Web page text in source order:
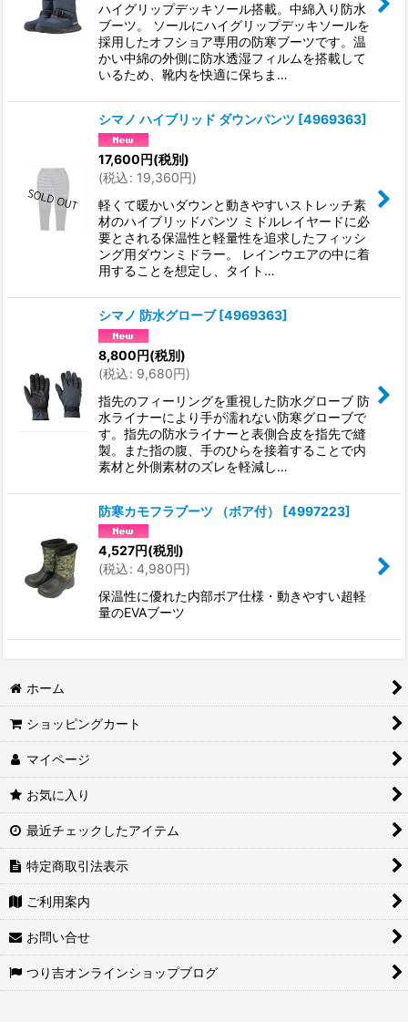
ハイグリップデッキソール搭載。中綿入り防水
ブーツ。 ソールにハイグリップデッキソールを
採用したオフショア専用の防寒ブーツです。温
かい中綿の外側に防水透湿フィルムを搭載して
いるため、靴内を快適に保ちま…
シマノ ハイブリッド ダウンパンツ [4969363]
17,600円(税別)
(税込: 19,360円)
軽くて暖かいダウンと動きやすいストレッチ素
材のハイブリッドパンツ ミドルレイヤードに必
要とされる保温性と軽量性を追求したフィッシ
ング用ダウンミドラー。 レインウエアの中に着
用することを想定し、タイト…
シマノ 防水グローブ [4969363]
8,800円(税別)
(税込: 9,680円)
指先のフィーリングを重視した防水グローブ 防
水ライナーにより手が濡れない防寒グローブで
す。指先の防水ライナーと表側合皮を指先で縫
製。また指の腹、手のひらを接着することで内
素材と外側素材のズレを軽減し…
防寒カモフラブーツ （ボア付） [4997223]
4,527円(税別)
(税込: 4,980円)
保温性に優れた内部ボア仕様・動きやすい超軽
量のEVAブーツ
ホーム
ショッピングカート
マイページ
お気に入り
最近チェックしたアイテム
特定商取引法表示
ご利用案内
お問い合せ
つり吉オンラインショップブログ